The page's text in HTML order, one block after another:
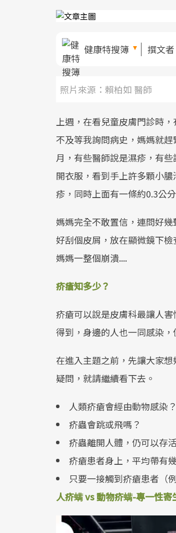
健康特搜簿 撰文者
照片來源：賴柏如 醫師
上週，在看兒童皮膚門診時
不及等我詢問病史，媽媽就
月，有些醫師說是濕疹，有
開衣服，看到手上許多顆小
疹，同時上面有一條約0.3公
媽媽完全不敢置信，連問好
好刮個皮屑，放在顯微鏡下
媽媽一整個崩潰....
疥瘡知多少？
疥瘡可以說是皮膚科最讓人
得到，身邊的人也一同感染
在進入主題之前，先讓大家
疑問，就請繼續看下去。
人類疥瘡會經由動物感染？
疥蟲會跳或飛嗎？
疥蟲離開人體，仍可以存
疥瘡患者身上，平均帶有
只要一接觸到疥瘡患者（
人疥螨 vs 動物疥螨-專一性寄